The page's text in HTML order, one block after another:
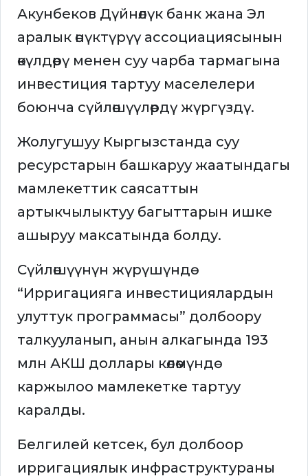
Акунбеков Дүйнөлүк банк жана Эл
аралык өнүктүрүү ассоциациясынын
өкүлдөрү менен суу чарба тармагына
инвестиция тартуу маселелери
боюнча сүйлөшүүлөрдү жүргүздү.
Жолугушуу Кыргызстанда суу
ресурстарын башкаруу жаатындагы
мамлекеттик саясаттын
артыкчылыктуу багыттарын ишке
ашыруу максатында болду.
Сүйлөшүүнүн жүрүшүндө
“Ирригацияга инвестициялардын
улуттук программасы” долбоору
талкууланып, анын алкагында 193
млн АКШ доллары көлөмүндө
каржылоо мамлекетке тартуу
каралды.
Белгилей кетсек, бул долбоор
ирригациялык инфраструктураны